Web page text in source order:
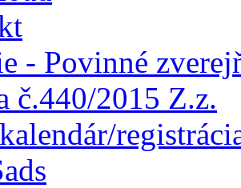
- Povinné
č.440/2015 Z.z.